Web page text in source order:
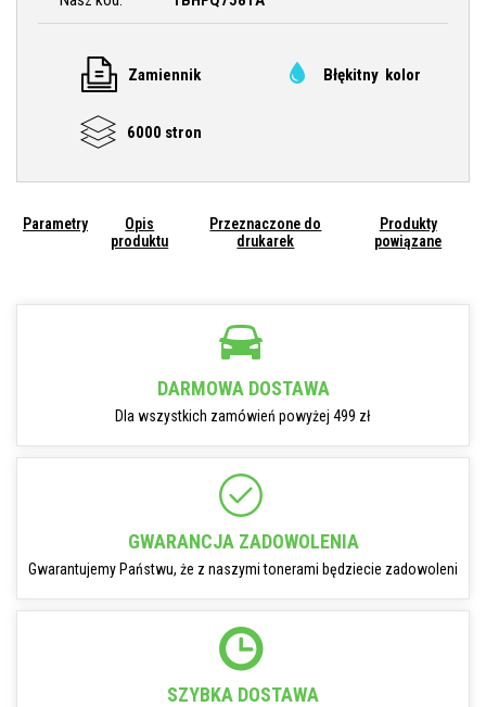
Zamiennik Błękitny kolor
6000 stron
Parametry
Opis
produktu
Przeznaczone do
drukarek
Produkty
powiązane
DARMOWA DOSTAWA
Dla wszystkich zamówień powyżej 499 zł
GWARANCJA ZADOWOLENIA
Gwarantujemy Państwu, że z naszymi tonerami będziecie zadowoleni
SZYBKA DOSTAWA